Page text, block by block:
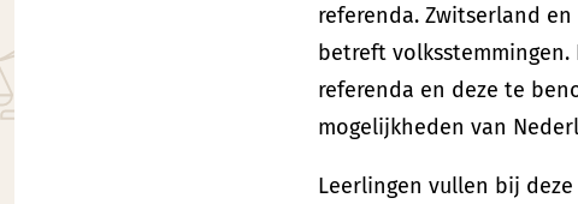
referenda. Zwitserland
betreft
referenda en deze te
mogelijkheden van
Leerlingen vullen bij